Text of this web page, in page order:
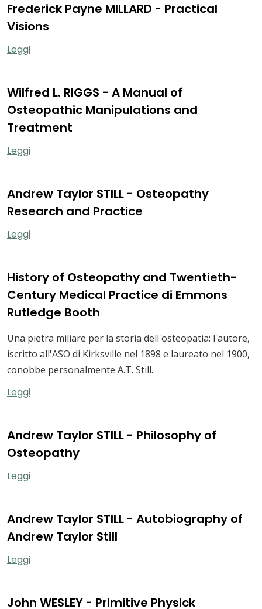
Frederick Payne MILLARD - Practical
Visions
Leggi
Wilfred L. RIGGS - A Manual of
Osteopathic Manipulations and
Treatment
Leggi
Andrew Taylor STILL - Osteopathy
Research and Practice
Leggi
History of Osteopathy and Twentieth-
Century Medical Practice di Emmons
Rutledge Booth
Una pietra miliare per la storia dell'osteopatia: l'autore,
iscritto all'ASO di Kirksville nel 1898 e laureato nel 1900,
conobbe personalmente A.T. Still.
Leggi
Andrew Taylor STILL - Philosophy of
Osteopathy
Leggi
Andrew Taylor STILL - Autobiography of
Andrew Taylor Still
Leggi
John WESLEY - Primitive Physick